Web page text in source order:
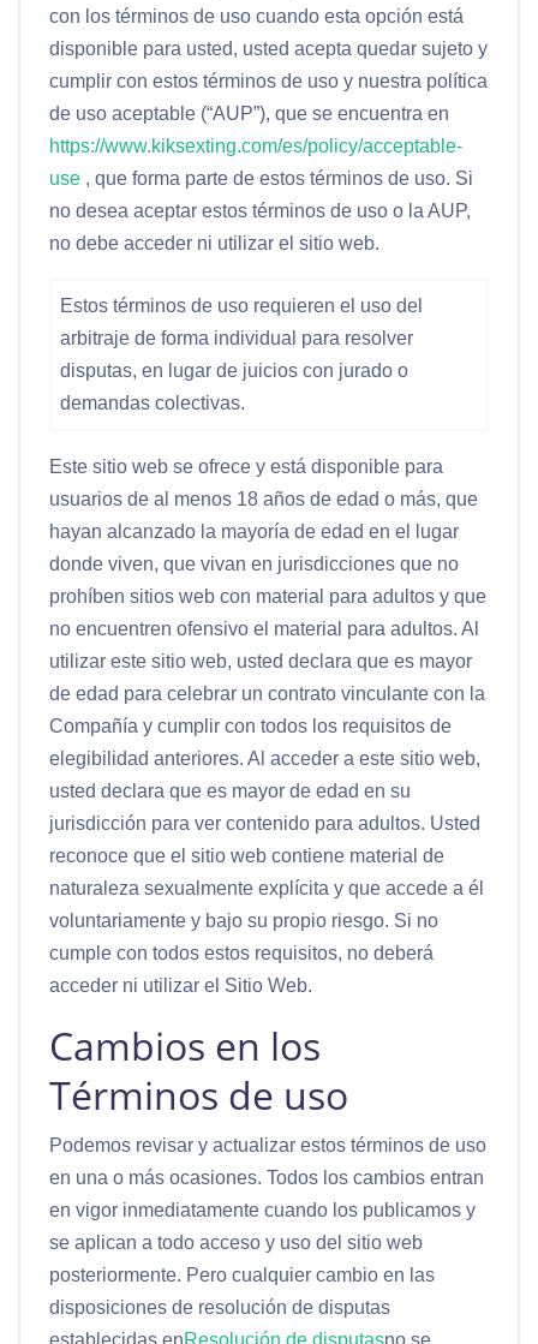
con los términos de uso cuando esta opción está
disponible para usted, usted acepta quedar sujeto y
cumplir con estos términos de uso y nuestra política
de uso aceptable (“AUP”), que se encuentra en
https://www.kiksexting.com/es/policy/acceptable-
use , que forma parte de estos términos de uso. Si
no desea aceptar estos términos de uso o la AUP,
no debe acceder ni utilizar el sitio web.
Estos términos de uso requieren el uso del
arbitraje de forma individual para resolver
disputas, en lugar de juicios con jurado o
demandas colectivas.
Este sitio web se ofrece y está disponible para
usuarios de al menos 18 años de edad o más, que
hayan alcanzado la mayoría de edad en el lugar
donde viven, que vivan en jurisdicciones que no
prohíben sitios web con material para adultos y que
no encuentren ofensivo el material para adultos. Al
utilizar este sitio web, usted declara que es mayor
de edad para celebrar un contrato vinculante con la
Compañía y cumplir con todos los requisitos de
elegibilidad anteriores. Al acceder a este sitio web,
usted declara que es mayor de edad en su
jurisdicción para ver contenido para adultos. Usted
reconoce que el sitio web contiene material de
naturaleza sexualmente explícita y que accede a él
voluntariamente y bajo su propio riesgo. Si no
cumple con todos estos requisitos, no deberá
acceder ni utilizar el Sitio Web.
Cambios en los
Términos de uso
Podemos revisar y actualizar estos términos de uso
en una o más ocasiones. Todos los cambios entran
en vigor inmediatamente cuando los publicamos y
se aplican a todo acceso y uso del sitio web
posteriormente. Pero cualquier cambio en las
disposiciones de resolución de disputas
establecidas enResolución de disputasno se